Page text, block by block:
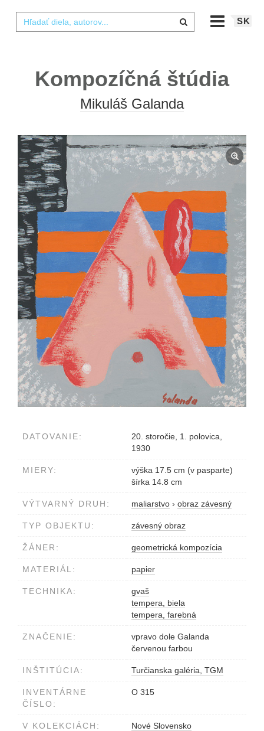
SK
Kompozíčná štúdia
Mikuláš Galanda
DATOVANIE:
20. storočie, 1. polovica,
1930
MIERY:
výška 17.5 cm (v pasparte)
šírka 14.8 cm
VÝTVARNÝ DRUH: maliarstvo › obraz závesný
TYP OBJEKTU: závesný obraz
ŽÁNER: geometrická kompozícia
MATERIÁL: papier
TECHNIKA:
gvaš
tempera, biela
tempera, farebná
ZNAČENIE:
vpravo dole Galanda
červenou farbou
INŠTITÚCIA: Turčianska galéria, TGM
INVENTÁRNE
ČÍSLO:
O 315
V KOLEKCIÁCH: Nové Slovensko